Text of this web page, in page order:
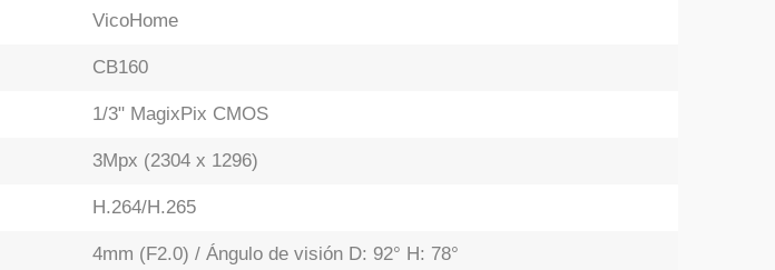
VicoHome
CB160
1/3" MagixPix CMOS
3Mpx (2304 x 1296)
H.264/H.265
4mm (F2.0) / Ángulo de visión D: 92° H: 78°